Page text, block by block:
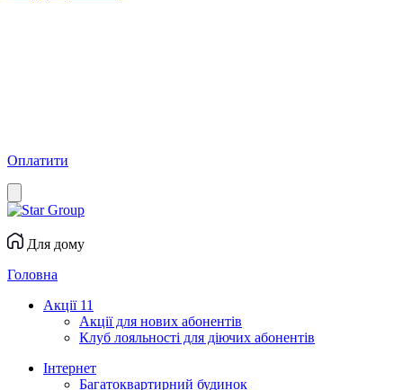
Оплатити
Для дому
Головна
Акції 11
Акції для нових абонентів
Клуб лояльності для діючих абонентів
Інтернет
Багатоквартирний будинок